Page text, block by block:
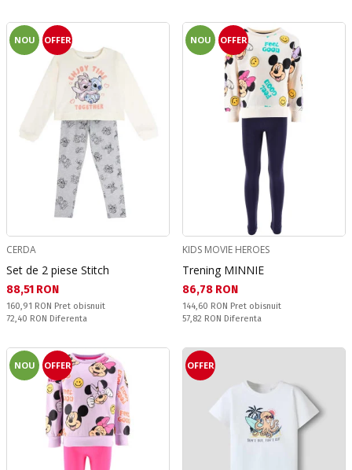
NOU OFFER
CERDA
Set de 2 piese Stitch
Текуща цена:
88,51 RON
Pret obisnuit:
160,91 RON Pret obisnuit
Спестявате:
72,40 RON Diferenta
NOU OFFER
KIDS MOVIE HEROES
Trening MINNIE
Текуща цена:
86,78 RON
Pret obisnuit:
144,60 RON Pret obisnuit
Спестявате:
57,82 RON Diferenta
NOU OFFER OFFER